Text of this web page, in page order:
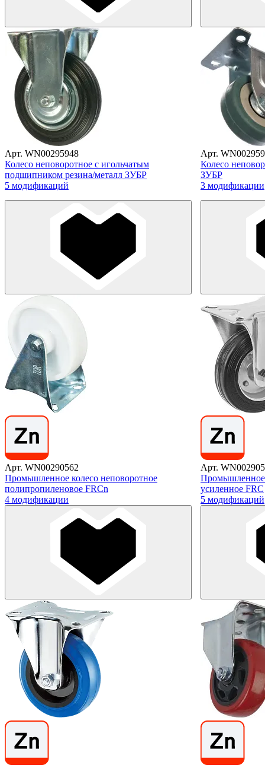
Арт. WN00295948
Колесо неповоротное с игольчатым
подшипником резина/металл ЗУБР
5 модификаций
Арт.
Колесо
ЗУБР
3 модификации
Арт. WN00290562
Промышленное колесо неповоротное
полипропиленовое FRCn
4 модификации
Арт.
Промышленное
усиленное FRC
5 модификаций